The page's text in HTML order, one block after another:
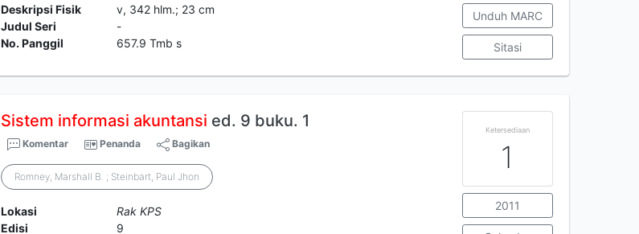
Deskripsi Fisik
v, 342 hlm.; 23 cm
Judul Seri
-
No. Panggil
657.9 Tmb s
Unduh MARC
Sitasi
Sistem informasi akuntansi ed. 9 buku. 1
Komentar Penanda Bagikan
Romney, Marshall B. ; Steinbart, Paul Jhon
Lokasi
Rak KPS
Edisi
9
Ketersediaan
1
2011